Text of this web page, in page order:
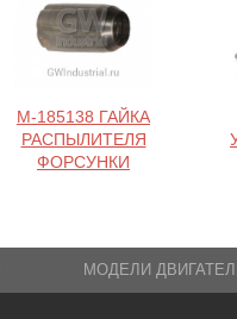
M-185138 ГАЙКА
РАСПЫЛИТЕЛЯ
ФОРСУНКИ
МОДЕЛИ